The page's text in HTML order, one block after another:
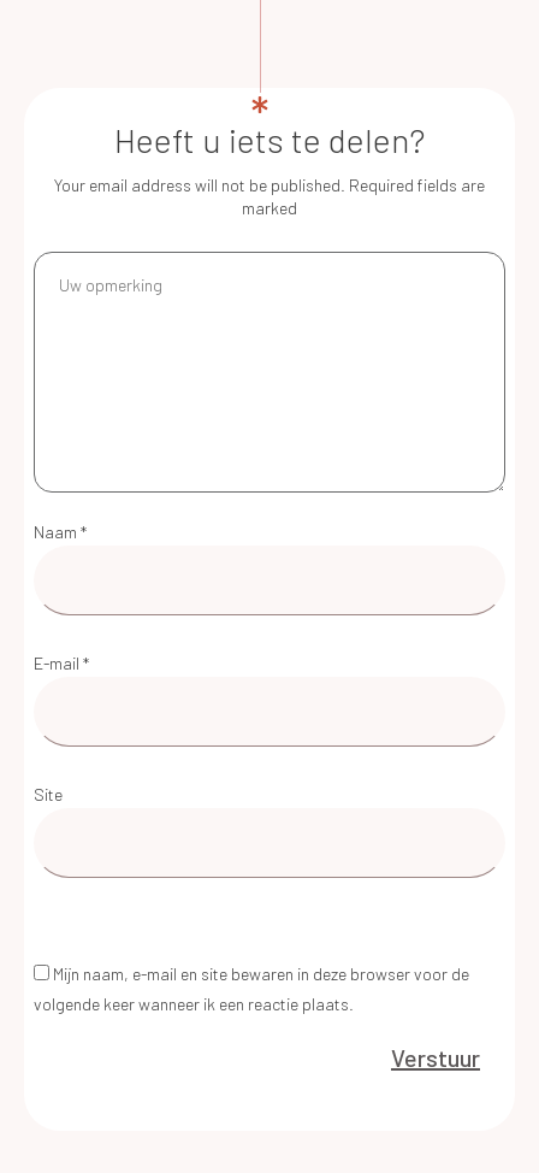
Heeft u iets te delen?
Your email address will not be published. Required fields are
marked
Naam *
E-mail *
Site
Mijn naam, e-mail en site bewaren in deze browser voor de
volgende keer wanneer ik een reactie plaats.
Verstuur